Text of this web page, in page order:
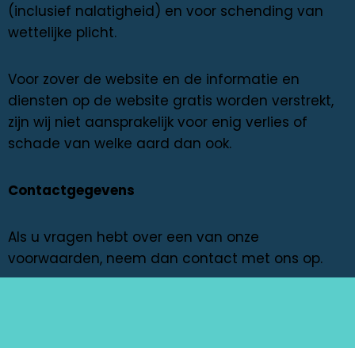
(inclusief nalatigheid) en voor schending van
wettelijke plicht.
Voor zover de website en de informatie en
diensten op de website gratis worden verstrekt,
zijn wij niet aansprakelijk voor enig verlies of
schade van welke aard dan ook.
Contactgegevens
Als u vragen hebt over een van onze
voorwaarden, neem dan contact met ons op.